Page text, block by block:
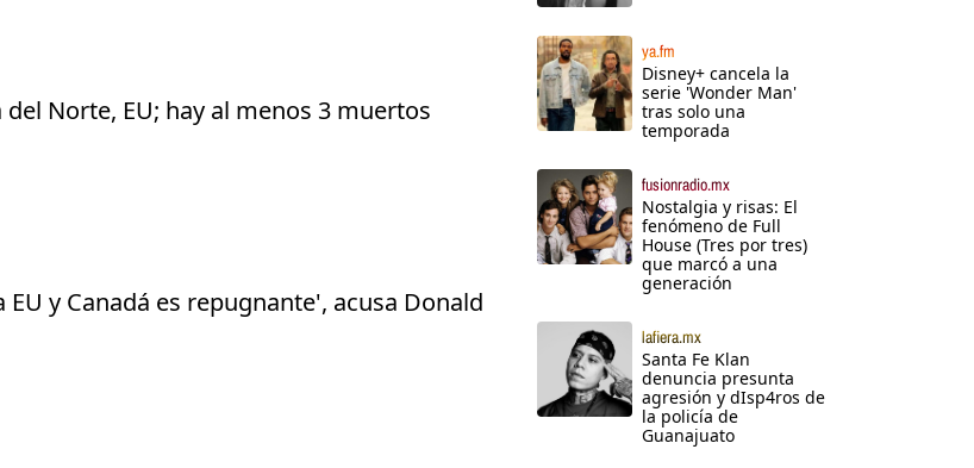
Norte, EU; hay al menos 3 muertos
y Canadá es repugnante', acusa Donald
ya.fm
Disney+ cancela la
serie 'Wonder Man'
tras solo una
temporada
fusionradio.mx
Nostalgia y risas: El
fenómeno de Full
House (Tres por tres)
que marcó a una
generación
lafiera.mx
Santa Fe Klan
denuncia presunta
agresión y dIsp4ros de
la policía de
Guanajuato